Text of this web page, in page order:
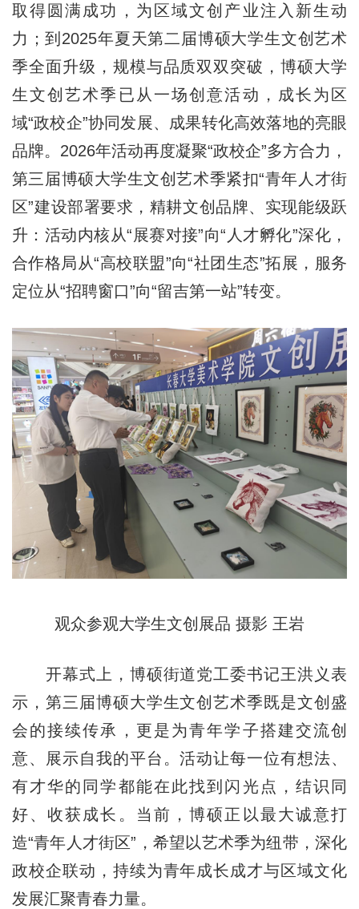
取得圆满成功，为区域文创产业注入新生动
力；到2025年夏天第二届博硕大学生文创艺术
季全面升级，规模与品质双双突破，博硕大学
生文创艺术季已从一场创意活动，成长为区
域“政校企”协同发展、成果转化高效落地的亮眼
品牌。2026年活动再度凝聚“政校企”多方合力，
第三届博硕大学生文创艺术季紧扣“青年人才街
区”建设部署要求，精耕文创品牌、实现能级跃
升：活动内核从“展赛对接”向“人才孵化”深化，
合作格局从“高校联盟”向“社团生态”拓展，服务
定位从“招聘窗口”向“留吉第一站”转变。
观众参观大学生文创展品 摄影 王岩
开幕式上，博硕街道党工委书记王洪义表
示，第三届博硕大学生文创艺术季既是文创盛
会的接续传承，更是为青年学子搭建交流创
意、展示自我的平台。活动让每一位有想法、
有才华的同学都能在此找到闪光点，结识同
好、收获成长。当前，博硕正以最大诚意打
造“青年人才街区”，希望以艺术季为纽带，深化
政校企联动，持续为青年成长成才与区域文化
发展汇聚青春力量。